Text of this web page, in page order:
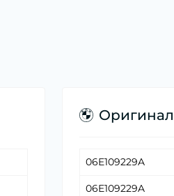
06E109229A
06E109229A